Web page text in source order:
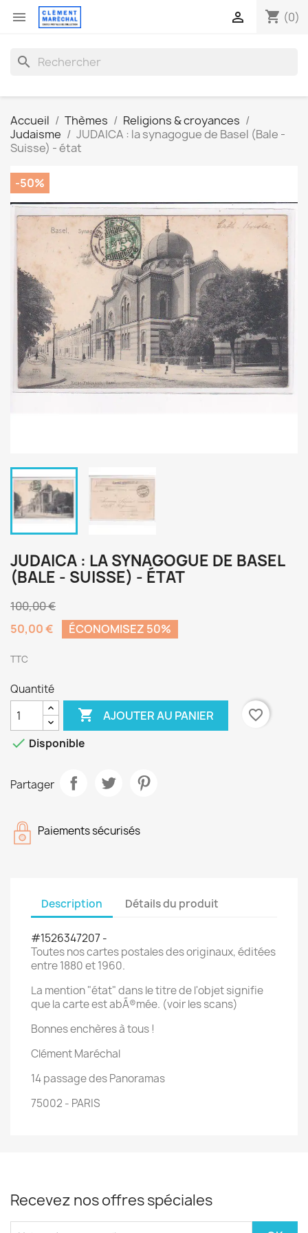
 shopping_cart (0)

search
Accueil Thèmes
Religions & croyances
Judaisme
JUDAICA : la synagogue de Basel (Bale -
Suisse) - état
-50%
JUDAICA : LA SYNAGOGUE DE BASEL
(BALE - SUISSE) - ÉTAT
100,00 €
50,00 €
ÉCONOMISEZ 50%
TTC
Quantité
 AJOUTER AU PANIER
favorite_border
 Disponible
Partager
Paiements sécurisés
Description Détails du produit
#1526347207 -
Toutes nos cartes postales des originaux, éditées
entre 1880 et 1960.
La mention "état" dans le titre de l'objet signifie
que la carte est abÃ®mée. (voir les scans)
Bonnes enchères à tous !
Clément Maréchal
14 passage des Panoramas
75002 - PARIS
Recevez nos offres spéciales